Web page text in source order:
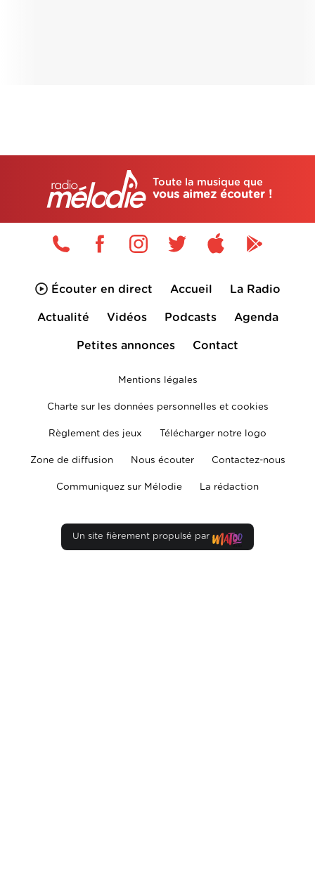
Toute la musique que
vous aimez écouter !
Écouter en direct Accueil La Radio
Actualité Vidéos Podcasts Agenda
Petites annonces Contact
Mentions légales
Charte sur les données personnelles et cookies
Règlement des jeux Télécharger notre logo
Zone de diffusion Nous écouter Contactez-nous
Communiquez sur Mélodie La rédaction
Un site fièrement propulsé par